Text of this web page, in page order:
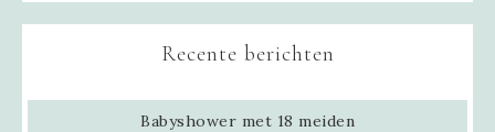
Recente berichten
Babyshower met 18 meiden